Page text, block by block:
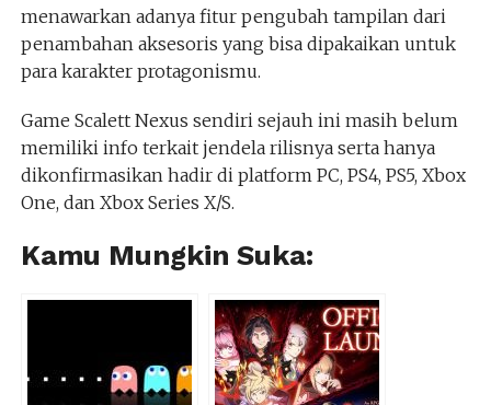
menawarkan adanya fitur pengubah tampilan dari
penambahan aksesoris yang bisa dipakaikan untuk
para karakter protagonismu.
Game Scalett Nexus sendiri sejauh ini masih belum
memiliki info terkait jendela rilisnya serta hanya
dikonfirmasikan hadir di platform PC, PS4, PS5, Xbox
One, dan Xbox Series X/S.
Kamu Mungkin Suka: